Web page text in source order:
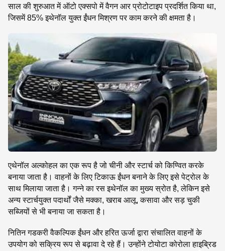
साल की शुरुआत में ऑटो एक्सपो में वैगन आर प्रोटोटाइप प्रदर्शित किया था,
जिसमें 85% इथेनॉल युक्त ईंधन मिश्रण पर काम करने की क्षमता है।
एथेनॉल अल्कोहल का एक रूप है जो चीनी और स्टार्च को किण्वित करके
बनाया जाता है। वाहनों के लिए टिकाऊ ईंधन बनाने के लिए इसे पेट्रोल के
साथ मिलाया जाता है। गन्ने का रस इथेनॉल का मुख्य स्रोत है, लेकिन इसे
अन्य स्टार्चयुक्त पदार्थों जैसे मक्का, खराब आलू, कसावा और सड़ चुकी
सब्जियों से भी बनाया जा सकता है।
नितिन गडकरी वैकल्पिक ईंधन और हरित ऊर्जा द्वारा संचालित वाहनों के
उपयोग को सक्रिय रूप से बढ़ावा दे रहे हैं। उन्होंने टोयोटा कोरोला हाइब्रिड